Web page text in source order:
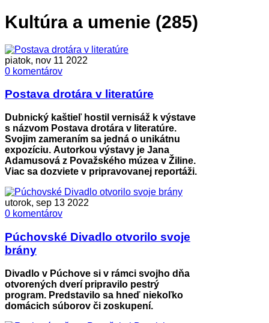
Kultúra a umenie (285)
piatok, nov 11 2022
0 komentárov
Postava drotára v literatúre
Dubnický kaštieľ hostil vernisáž k výstave
s názvom Postava drotára v literatúre.
Svojim zameraním sa jedná o unikátnu
expozíciu. Autorkou výstavy je Jana
Adamusová z Považského múzea v Žiline.
Viac sa dozviete v pripravovanej reportáži.
utorok, sep 13 2022
0 komentárov
Púchovské Divadlo otvorilo svoje
brány
Divadlo v Púchove si v rámci svojho dňa
otvorených dverí pripravilo pestrý
program. Predstavilo sa hneď niekoľko
domácich súborov či zoskupení.